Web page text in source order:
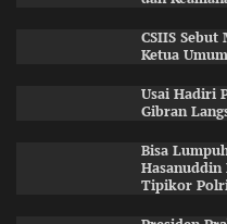
CSIIS
Ketua Umum
Usai Hadiri
Gibran
Bisa
Hasanuddin
Tipikor